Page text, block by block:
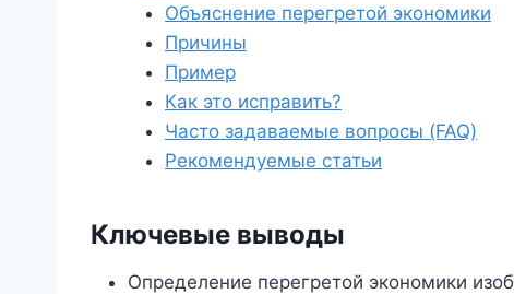
Объяснение перегретой экономики
Причины
Пример
Как это исправить?
Часто задаваемые вопросы (FAQ)
Рекомендуемые статьи
Ключевые выводы
Определение перегретой экономики